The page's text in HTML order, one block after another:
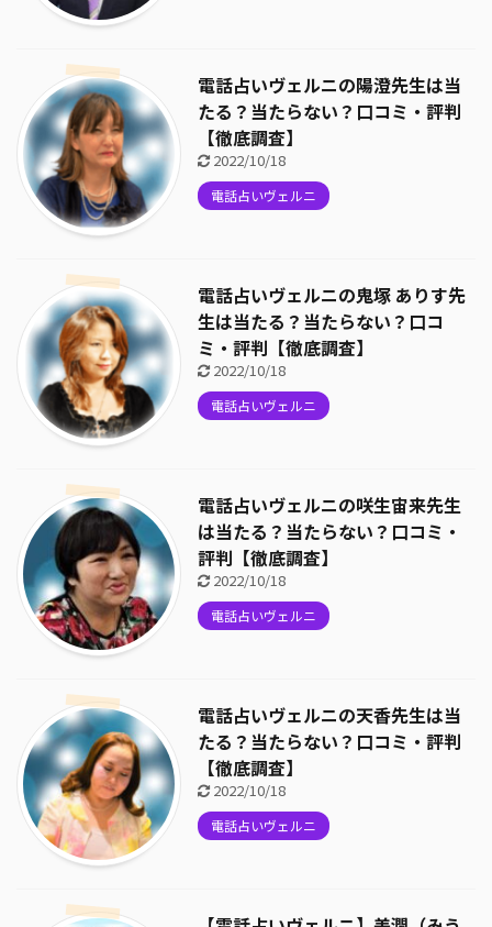
電話占いヴェルニの陽澄先生は当
たる？当たらない？口コミ・評判
【徹底調査】
2022/10/18
電話占いヴェルニ
電話占いヴェルニの鬼塚 ありす先
生は当たる？当たらない？口コ
ミ・評判【徹底調査】
2022/10/18
電話占いヴェルニ
電話占いヴェルニの咲生宙来先生
は当たる？当たらない？口コミ・
評判【徹底調査】
2022/10/18
電話占いヴェルニ
電話占いヴェルニの天香先生は当
たる？当たらない？口コミ・評判
【徹底調査】
2022/10/18
電話占いヴェルニ